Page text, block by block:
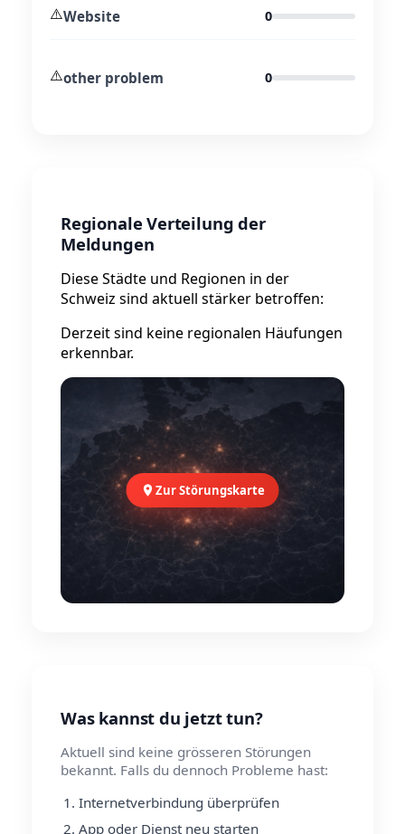
⚠️Website 0
⚠️other problem 0
Regionale Verteilung der
Meldungen
Diese Städte und Regionen in der
Schweiz sind aktuell stärker betroffen:
Derzeit sind keine regionalen Häufungen
erkennbar.
Zur Störungskarte
Was kannst du jetzt tun?
Aktuell sind keine grösseren Störungen
bekannt. Falls du dennoch Probleme hast:
Internetverbindung überprüfen
App oder Dienst neu starten